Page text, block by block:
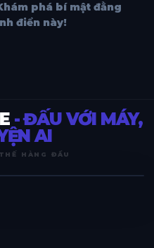
phá bí mật đằng
điển này!
- ĐẤU VỚI MÁY,
AI
HÀNG ĐẦU